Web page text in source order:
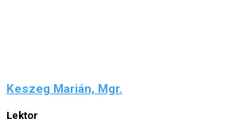
Keszeg Marián, Mgr.
Lektor